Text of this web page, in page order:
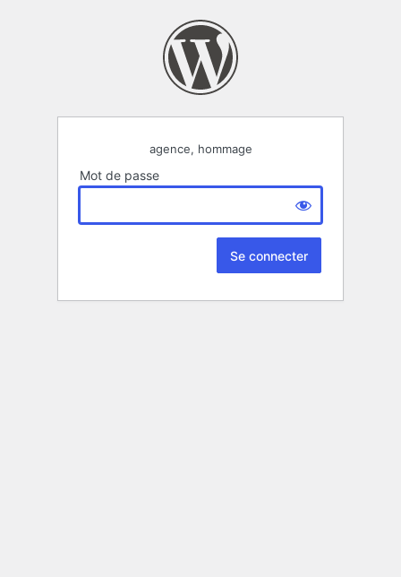
agence, hommage
Mot de passe